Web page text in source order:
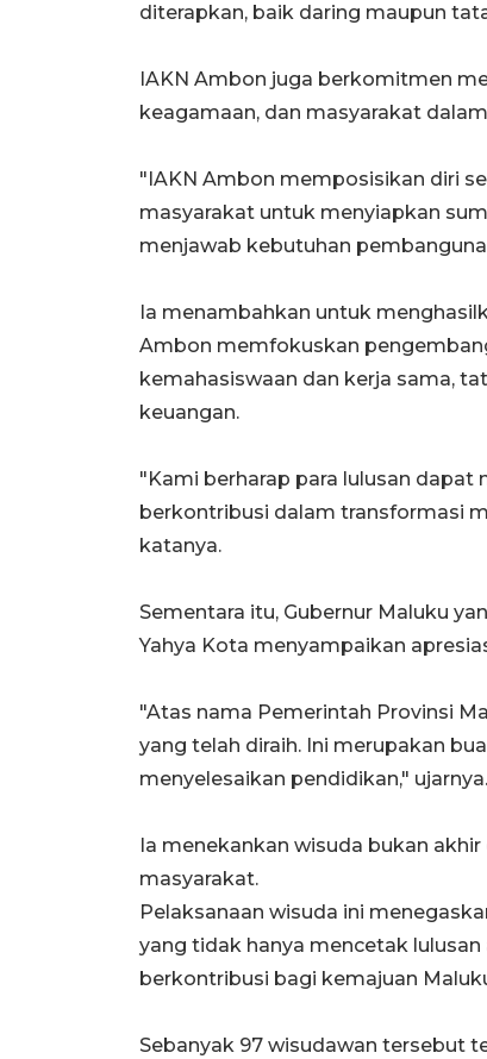
diterapkan, baik daring maupun
IAKN Ambon juga berkomitmen
keagamaan, dan masyarakat
"IAKN Ambon memposisikan diri
masyarakat untuk menyiapkan
menjawab kebutuhan
Ia menambahkan untuk
Ambon memfokuskan
kemahasiswaan dan kerja sama,
keuangan.
"Kami berharap para lulusan
berkontribusi dalam transformasi
katanya.
Sementara itu, Gubernur Maluku
Yahya Kota menyampaikan
"Atas nama Pemerintah Provinsi
yang telah diraih. Ini merupakan
menyelesaikan pendidikan," ujarnya.
Ia menekankan wisuda bukan
masyarakat.
Pelaksanaan wisuda ini
yang tidak hanya mencetak
berkontribusi bagi kemajuan
​​​​​​​Sebanyak 97 wisudawan tersebut